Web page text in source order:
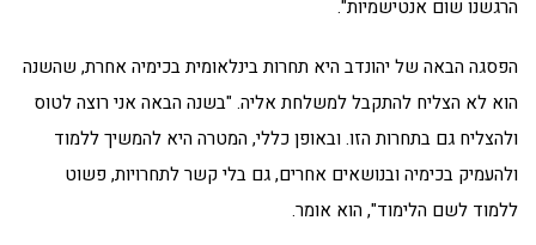
הרגשנו שום אנטישמיות".
הפסגה הבאה של יהונדב היא תחרות בינלאומית בכימיה אחרת, שהשנה
הוא לא הצליח להתקבל למשלחת אליה. "בשנה הבאה אני רוצה לטוס
ולהצליח גם בתחרות הזו. ובאופן כללי, המטרה היא להמשיך ללמוד
ולהעמיק בכימיה ובנושאים אחרים, גם בלי קשר לתחרויות, פשוט
ללמוד לשם הלימוד", הוא אומר.